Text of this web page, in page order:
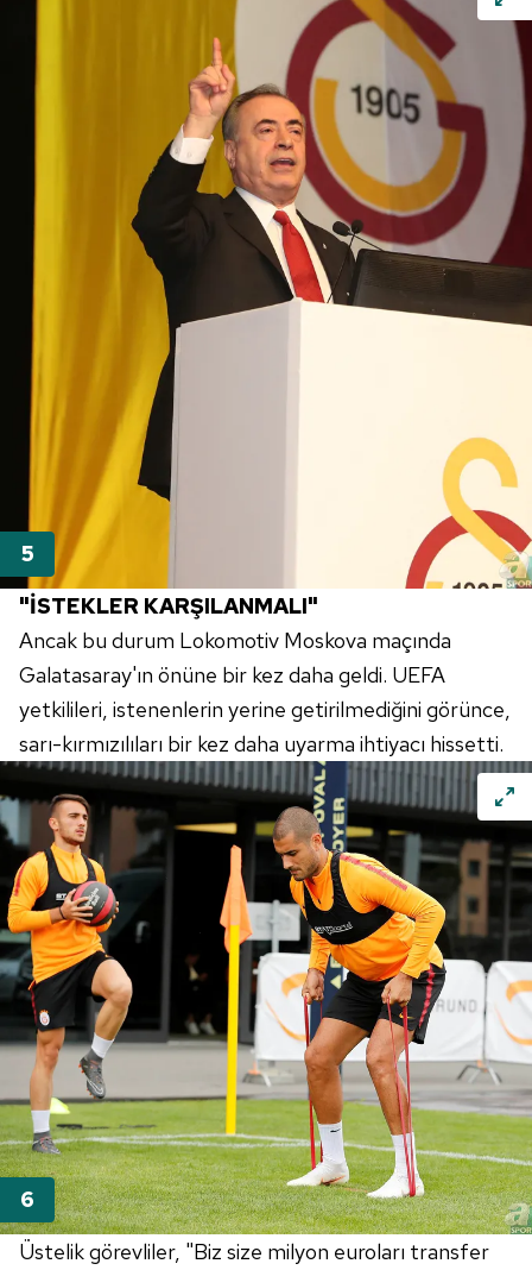
kullanılmaktadır. Bu çerezler vasıtasıyla çeşitli kişisel
verileriniz işlenmekte olup gerekli olan çerezler bilgi
toplumu hizmetlerinin sunulması amacıyla
kullanılmaktadır. Diğer çerezler, sitemizin daha işlevsel
kılınması ve kişiselleştirilmesi ve sizlere yönelik
reklam/pazarlama faaliyetlerinin yapılması, amaçlarıyla
sınırlı olarak açık rızanız dahilinde kullanılacaktır.
Çerezlere ilişkin tercihlerinizi aşağıda yer alan panel
vasıtasıyla belirleyebilirsiniz. Çerezlere ilişkin detaylı bilgi
için Ayarlar butonuna tıklayabilir,Çerez Bilgilendirme
ziyaret edebilirsiniz.
6698 sayılı Kişisel Verilerin Korunması Kanunu uyarınca
hazırlanmış Aydınlatma Metnimizi okumak ve sitemizde
ilgili mevzuata uygun olarak kullanılan çerezlerle ilgili bilgi
almak için lütfen
tıklayınız
"İSTEKLER KARŞILANMALI"
Ancak bu durum Lokomotiv Moskova maçında
Galatasaray'ın önüne bir kez daha geldi. UEFA
yetkilileri, istenenlerin yerine getirilmediğini görünce,
sarı-kırmızılıları bir kez daha uyarma ihtiyacı hissetti.
Üstelik görevliler, "Biz size milyon euroları transfer